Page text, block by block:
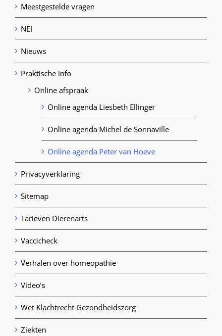
Meestgestelde vragen
NEI
Nieuws
Praktische Info
Online afspraak
Online agenda Liesbeth Ellinger
Online agenda Michel de Sonnaville
Online agenda Peter van Hoeve
Privacyverklaring
Sitemap
Tarieven Dierenarts
Vaccicheck
Verhalen over homeopathie
Video’s
Wet Klachtrecht Gezondheidszorg
Ziekten